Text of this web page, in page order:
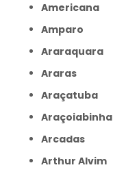
Americana
Amparo
Araraquara
Araras
Araçatuba
Araçoiabinha
Arcadas
Arthur Alvim